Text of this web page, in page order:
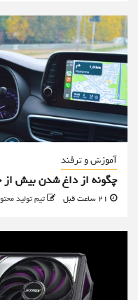
آموزش و ترفند
چگونه از داغ شدن بیش از
تیم تولید